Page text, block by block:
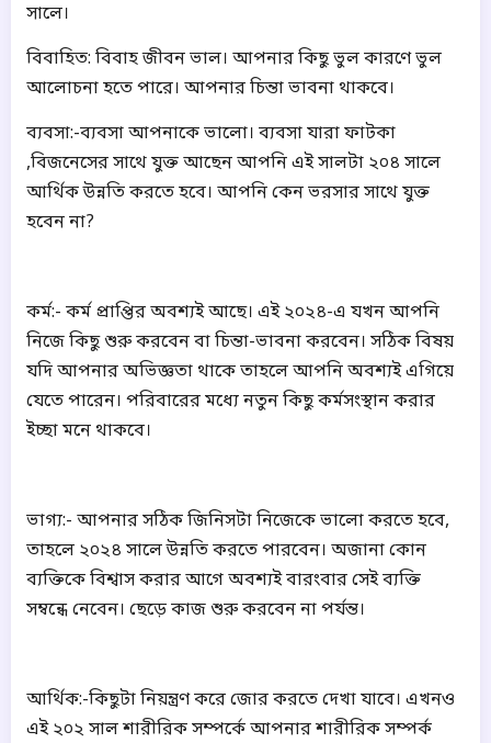
সালে।
বিবাহিত: বিবাহ জীবন ভাল। আপনার কিছু ভুল কারণে ভুল
আলোচনা হতে পারে। আপনার চিন্তা ভাবনা থাকবে।
ব্যবসা:-ব্যবসা আপনাকে ভালো। ব্যবসাযারা ফাটকা
,বিজনেসের সাথে যুক্ত আছেন আপনি এই সালটা ২০৪ সালে
আর্থিক উন্নতি করতে হবে। আপনি কেন ভরসার সাথে যুক্ত
হবেন না?
কর্ম:- কর্ম প্রাপ্তির অবশ্যই আছে। এই ২০২৪-এ যখন আপনি
নিজে কিছু শুরু করবেন বা চিন্তা-ভাবনা করবেন। সঠিক বিষয়
যদি আপনার অভিজ্ঞতা থাকে তাহলে আপনি অবশ্যই এগিয়ে
যেতে পারেন। পরিবারের মধ্যে নতুন কিছু কর্মসংস্থান করার
ইচ্ছা মনে থাকবে।
ভাগ্য:- আপনার সঠিক জিনিসটা নিজেকে ভালো করতে হবে,
তাহলে ২০২৪ সালে উন্নতি করতে পারবেন। অজানা কোন
ব্যক্তিকে বিশ্বাস করার আগে অবশ্যই বারংবার সেই ব্যক্তি
সম্বন্ধে নেবেন। ছেড়ে কাজ শুরু করবেন না পর্যন্ত।
আর্থিক:-কিছুটা নিয়ন্ত্রণ করে জোর করতে দেখা যাবে। এখনও
এই ২০২ সাল শারীরিক সম্পর্কে আপনার শারীরিক সম্পর্ক